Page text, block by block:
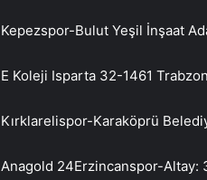
Kepezspor-Bulut Yeşil İnşaat
E Koleji Isparta 32-1461
Kırklarelispor-Karaköprü
Anagold 24Erzincanspor-Altay: